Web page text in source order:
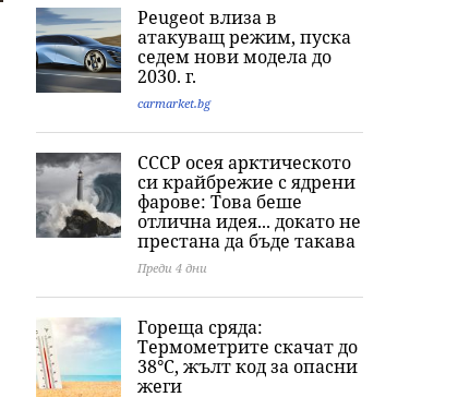
Peugeot влиза в
атакуващ режим, пуска
седем нови модела до
2030. г.
carmarket.bg
СССР осея арктическото
си крайбрежие с ядрени
фарове: Това беше
отлична идея... докато не
престана да бъде такава
Преди 4 дни
Гореща сряда:
Термометрите скачат до
38°C, жълт код за опасни
жеги